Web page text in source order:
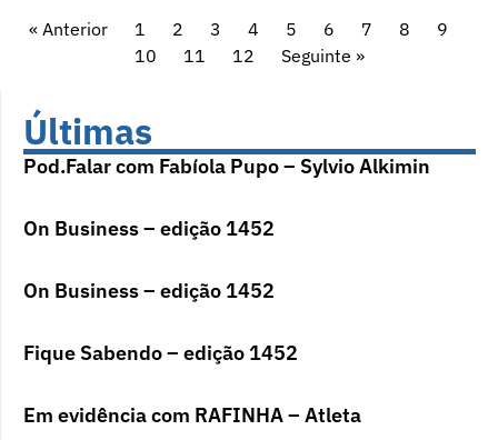
« Anterior 1 2 3 4 5 6 7 8
9
10
11 12 Seguinte »
Últimas
Pod.Falar com Fabíola Pupo – Sylvio Alkimin
On Business – edição 1452
On Business – edição 1452
Fique Sabendo – edição 1452
Em evidência com RAFINHA – Atleta